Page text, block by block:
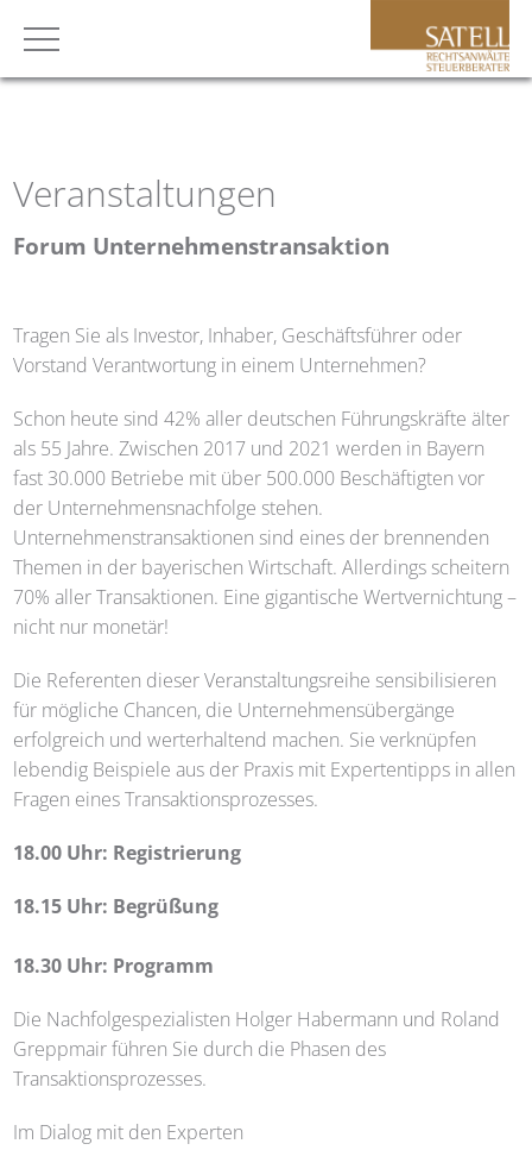
Veranstaltungen
Forum Unternehmenstransaktion
Tragen Sie als Investor, Inhaber, Geschäftsführer oder
Vorstand Verantwortung in einem Unternehmen?
Schon heute sind 42% aller deutschen Führungskräfte älter
als 55 Jahre. Zwischen 2017 und 2021 werden in Bayern
fast 30.000 Betriebe mit über 500.000 Beschäftigten vor
der Unternehmensnachfolge stehen.
Unternehmenstransaktionen sind eines der brennenden
Themen in der bayerischen Wirtschaft. Allerdings scheitern
70% aller Transaktionen. Eine gigantische Wertvernichtung –
nicht nur monetär!
Die Referenten dieser Veranstaltungsreihe sensibilisieren
für mögliche Chancen, die Unternehmensübergänge
erfolgreich und werterhaltend machen. Sie verknüpfen
lebendig Beispiele aus der Praxis mit Expertentipps in allen
Fragen eines Transaktionsprozesses.
18.00 Uhr: Registrierung
18.15 Uhr: Begrüßung
18.30 Uhr: Programm
Die Nachfolgespezialisten Holger Habermann und Roland
Greppmair führen Sie durch die Phasen des
Transaktionsprozesses.
Im Dialog mit den Experten